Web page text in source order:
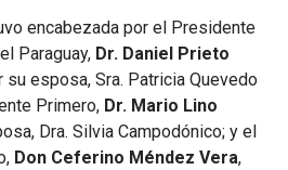
encabezada por el Presidente
Paraguay, Dr. Daniel Prieto
su esposa, Sra. Patricia Quevedo
Primero, Dr. Mario Lino
Dra. Silvia Campodónico; y el
Don Ceferino Méndez Vera,